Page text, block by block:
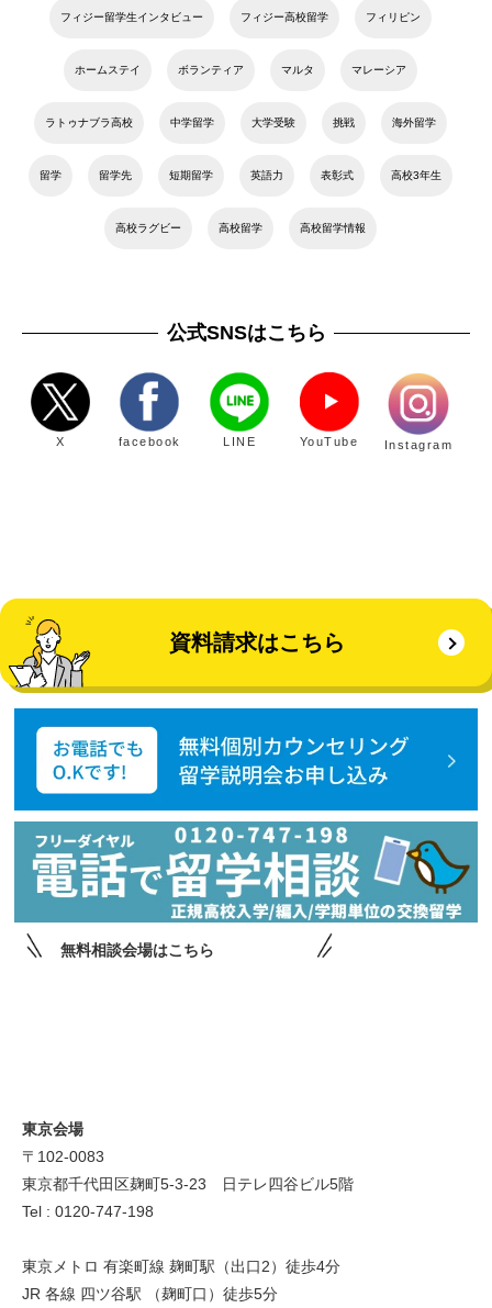
フィジー留学生インタビュー フィジー高校留学 フィリピン
ホームステイ ボランティア マルタ マレーシア
ラトゥナブラ高校 中学留学 大学受験 挑戦 海外留学
留学 留学先 短期留学 英語力 表彰式 高校3年生
高校ラグビー 高校留学 高校留学情報
公式SNSはこちら
X facebook LINE YouTube Instagram
資料請求はこちら
無料相談会場はこちら
東京会場
〒102-0083
東京都千代田区麹町5-3-23 日テレ四谷ビル5階
Tel : 0120-747-198
東京メトロ 有楽町線 麹町駅（出口2）徒歩4分
JR 各線 四ツ谷駅 （麹町口）徒歩5分